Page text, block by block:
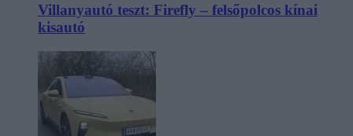
Villanyautó teszt: Firefly – felsőpolcos kínai
kisautó